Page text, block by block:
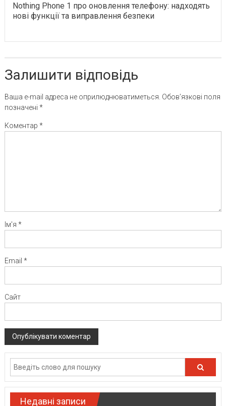
Nothing Phone 1 про оновлення телефону: надходять
нові функції та виправлення безпеки
Залишити відповідь
Ваша e-mail адреса не оприлюднюватиметься. Обов’язкові поля
позначені *
Коментар *
Ім'я *
Email *
Сайт
Недавні записи